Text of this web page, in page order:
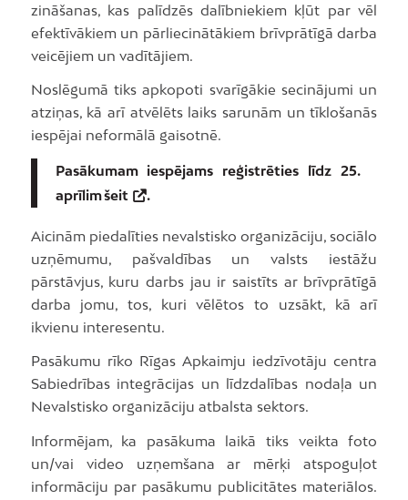
zināšanas, kas palīdzēs dalībniekiem kļūt par vēl
efektīvākiem un pārliecinātākiem brīvprātīgā darba
veicējiem un vadītājiem.
Noslēgumā tiks apkopoti svarīgākie secinājumi un
atziņas, kā arī atvēlēts laiks sarunām un tīklošanās
iespējai neformālā gaisotnē.
Pasākumam iespējams reģistrēties līdz 25.
aprīlimšeit .
Aicinām piedalīties nevalstisko organizāciju, sociālo
uzņēmumu, pašvaldības un valsts iestāžu
pārstāvjus, kuru darbs jau ir saistīts ar brīvprātīgā
darba jomu, tos, kuri vēlētos to uzsākt, kā arī
ikvienu interesentu.
Pasākumu rīko Rīgas Apkaimju iedzīvotāju centra
Sabiedrības integrācijas un līdzdalības nodaļa un
Nevalstisko organizāciju atbalsta sektors.
Informējam, ka pasākuma laikā tiks veikta foto
un/vai video uzņemšana ar mērķi atspoguļot
informāciju par pasākumu publicitātes materiālos.